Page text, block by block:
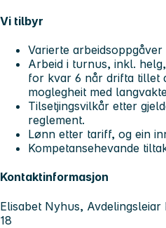
Vi tilbyr
Varierte
Arbeid i turnus, inkl.
for kvar 6 når drifta tillet
moglegheit med
Tilsetjingsvilkår etter
reglement.
Lønn etter tariff, og ein
Kompetansehevande
Kontaktinformasjon
Elisabet Nyhus,
18